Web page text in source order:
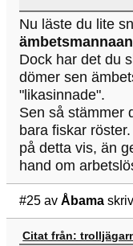
Nu läste du lite
Dock har det du
dömer sen
"likasinnade".
Sen så stämmer
bara fiskar
på detta vis, än
hand om
#25 av Åbama
Citat från: